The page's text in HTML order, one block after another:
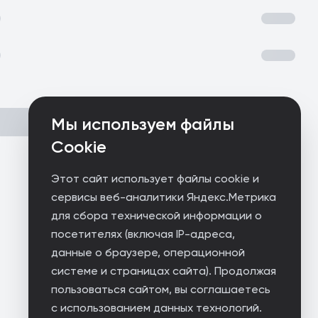
Мы используем файлы
Cookie
Этот сайт использует файлы cookie и
сервисы веб-аналитики Яндекс.Метрика
для сбора технической информации о
посетителях (включая IP-адреса,
данные о браузере, операционной
системе и страницах сайта). Продолжая
пользоваться сайтом, вы соглашаетесь
с использованием данных технологий.